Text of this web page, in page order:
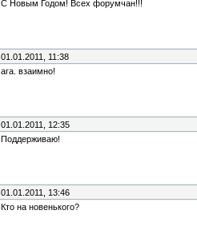
С Новым Годом! Всех форумчан!!!
01.01.2011, 11:38
ага. взаимно!
01.01.2011, 12:35
Поддерживаю!
01.01.2011, 13:46
Кто на новенького?